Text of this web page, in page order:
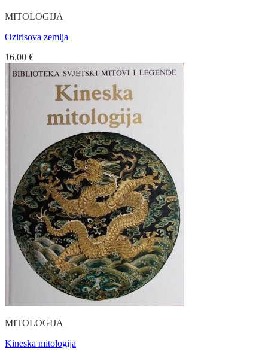
MITOLOGIJA
Ozirisova zemlja
16.00 €
MITOLOGIJA
Kineska mitologija